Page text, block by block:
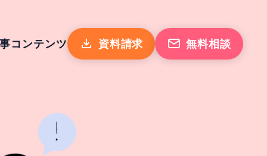
コンテンツ 資料請求 無料相談